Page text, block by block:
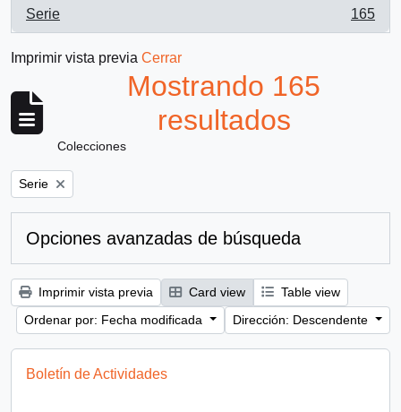
Serie
, 165 resultados
165
Imprimir vista previa Cerrar
Mostrando 165
resultados
Colecciones
Remove filter:
Serie
Opciones avanzadas de búsqueda
Imprimir vista previa Card view
Table view
Ordenar por: Fecha modificada
Dirección: Descendente
Boletín de Actividades